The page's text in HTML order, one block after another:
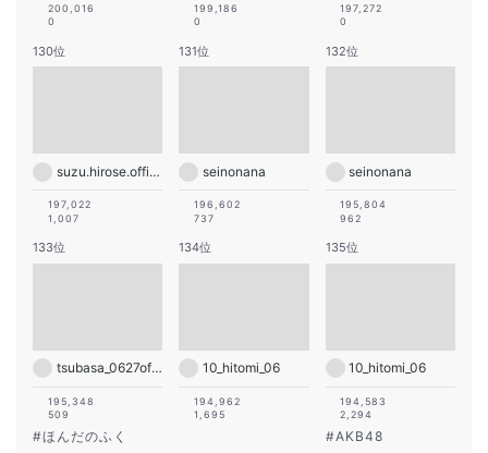
200,016
0
199,186
0
197,272
0
130位
suzu.hirose.official
197,022
1,007
131位
seinonana
196,602
737
132位
seinonana
195,804
962
133位
tsubasa_0627official
195,348
509
#ほんだのふく
134位
10_hitomi_06
194,962
1,695
135位
10_hitomi_06
194,583
2,294
#AKB48